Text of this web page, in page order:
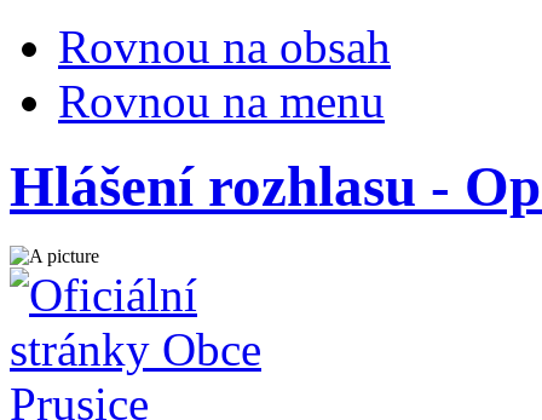
Rovnou na obsah
Rovnou na menu
Hlášení rozhlasu -